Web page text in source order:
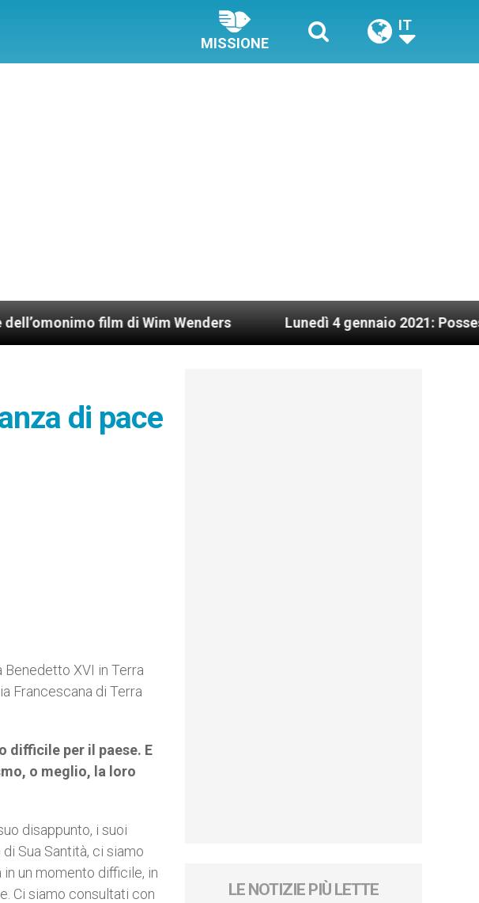
MISSIONE
IT
film di Wim Wenders Lunedì 4 gennaio 2021: Possesso
di pace
Benedetto XVI in Terra
Francescana di Terra
difficile per il paese. E
o meglio, la loro
disappunto, i suoi
Sua Santità, ci siamo
un momento difficile, in
Ci siamo consultati con
LE NOTIZIE PIÙ LETTE